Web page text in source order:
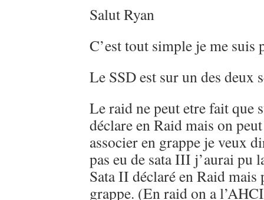
Salut Ryan
C’est tout simple je me suis
Le SSD est sur un des deux
Le raid ne peut etre fait que
déclare en Raid mais on
associer en grappe je veux
pas eu de sata III j’aurai pu
Sata II déclaré en Raid mais
grappe. (En raid on a